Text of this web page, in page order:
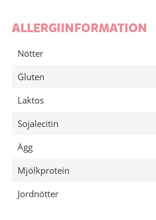
ALLERGIINFORMATION
Nötter
Gluten
Laktos
Sojalecitin
Ägg
Mjölkprotein
Jordnötter